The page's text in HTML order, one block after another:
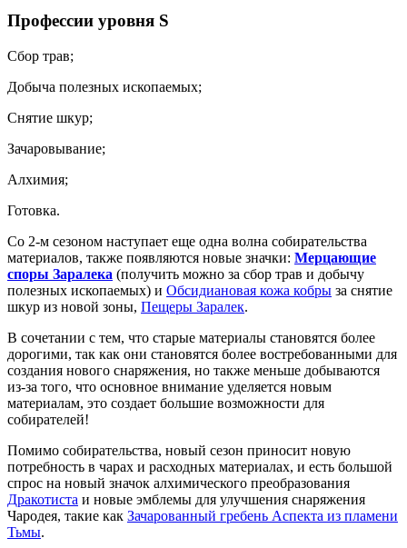
Профессии уровня S
Сбор трав;
Добыча полезных ископаемых;
Снятие шкур;
Зачаровывание;
Алхимия;
Готовка.
Со 2-м сезоном наступает еще одна волна собирательства
материалов, также появляются новые значки: Мерцающие
споры Заралека (получить можно за сбор трав и добычу
полезных ископаемых) и Обсидиановая кожа кобры за снятие
шкур из новой зоны, Пещеры Заралек.
В сочетании с тем, что старые материалы становятся более
дорогими, так как они становятся более востребованными для
создания нового снаряжения, но также меньше добываются
из-за того, что основное внимание уделяется новым
материалам, это создает большие возможности для
собирателей!
Помимо собирательства, новый сезон приносит новую
потребность в чарах и расходных материалах, и есть большой
спрос на новый значок алхимического преобразования
Дракотиста и новые эмблемы для улучшения снаряжения
Чародея, такие как Зачарованный гребень Аспекта из пламени
Тьмы.